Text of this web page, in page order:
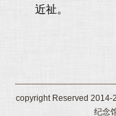
近祉。
copyright Reserved 2014-
纪念